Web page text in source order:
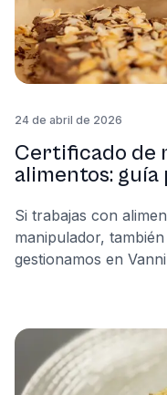
24 de abril de 2026
Certificado de
alimentos:
Si trabajas con
manipulador,
gestionamos en